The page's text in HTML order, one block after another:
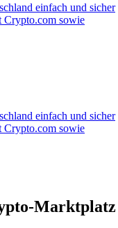
einfach und sicher
Crypto.com sowie
einfach und sicher
Crypto.com sowie
Marktplatz